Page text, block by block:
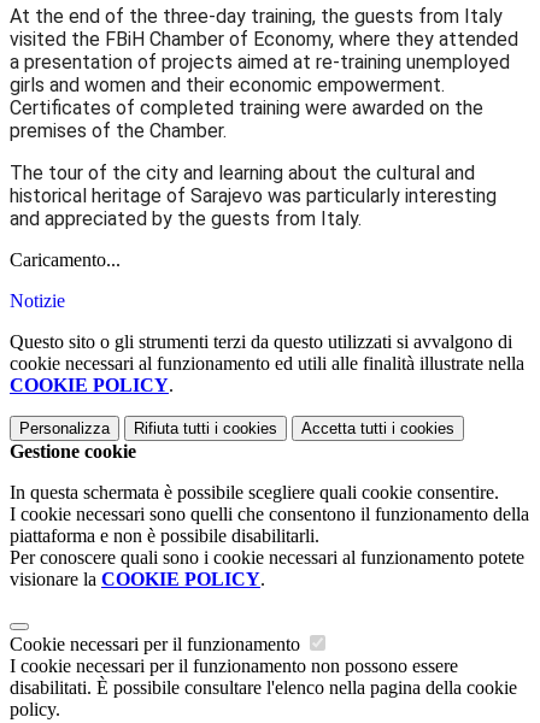
At the end of the three-day training, the guests from Italy
visited the FBiH Chamber of Economy, where they attended
a presentation of projects aimed at re-training unemployed
girls and women and their economic empowerment.
Certificates of completed training were awarded on the
premises of the Chamber.
The tour of the city and learning about the cultural and
historical heritage of Sarajevo was particularly interesting
and appreciated by the guests from Italy.
Caricamento...
Notizie
Questo sito o gli strumenti terzi da questo utilizzati si avvalgono di
cookie necessari al funzionamento ed utili alle finalità illustrate nella
COOKIE POLICY.
Personalizza Rifiuta tutti i cookies Accetta tutti i cookies
Gestione cookie
In questa schermata è possibile scegliere quali cookie consentire.
I cookie necessari sono quelli che consentono il funzionamento della
piattaforma e non è possibile disabilitarli.
Per conoscere quali sono i cookie necessari al funzionamento potete
visionare la COOKIE POLICY.
Cookie necessari per il funzionamento
I cookie necessari per il funzionamento non possono essere
disabilitati. È possibile consultare l'elenco nella pagina della cookie
policy.